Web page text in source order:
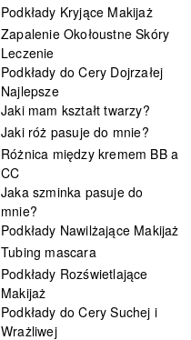
Podkłady Kryjące Makijaż
Zapalenie Okołoustne Skóry
Leczenie
Podkłady do Cery Dojrzałej
Najlepsze
Jaki mam kształt twarzy?
Jaki róż pasuje do mnie?
Różnica między kremem BB a
CC
Jaka szminka pasuje do
mnie?
Podkłady Nawilżające Makijaż
Tubing mascara
Podkłady Rozświetlające
Makijaż
Podkłady do Cery Suchej i
Wrażliwej